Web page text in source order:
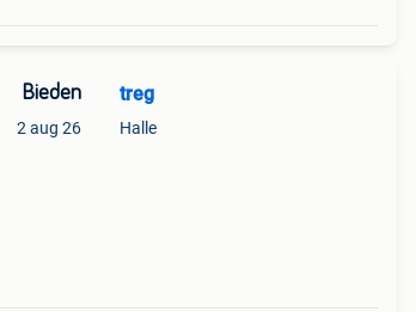
Bieden
2 aug 26
treg
Halle